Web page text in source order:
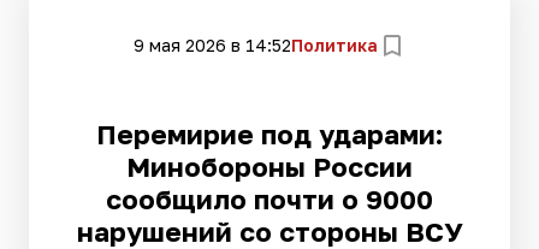
9 мая 2026 в 14:52Политика
Перемирие под ударами:
Минобороны России
сообщило почти о 9000
нарушений со стороны ВСУ